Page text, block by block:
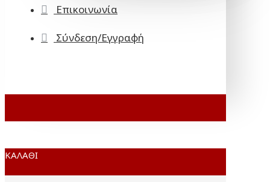
Επικοινωνία
Σύνδεση/Εγγραφή
ΚΑΛΆΘΙ